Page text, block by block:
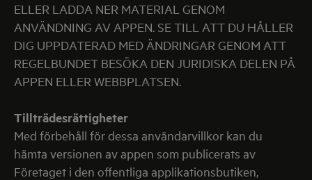
ELLER LADDA NER MATERIAL GENOM
ANVÄNDNING AV APPEN. SE TILL ATT DU HÅLLER
DIG UPPDATERAD MED ÄNDRINGAR GENOM ATT
REGELBUNDET BESÖKA DEN JURIDISKA DELEN PÅ
APPEN ELLER WEBBPLATSEN.
Tillträdesrättigheter
Med förbehåll för dessa användarvillkor kan du
hämta versionen av appen som publicerats av
Företaget i den offentliga applikationsbutiken,